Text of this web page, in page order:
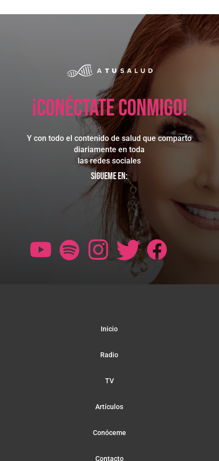
¡Conéctate conmigo!
Y con todo el contenido de salud que comparto
diariamente en toda
las redes sociales
Sígueme en:
Inicio
Radio
TV
Artículos
Conóceme
Contacto